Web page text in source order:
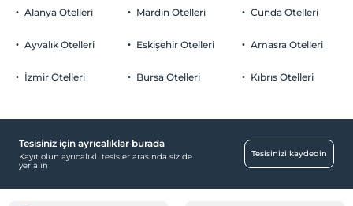
Alanya Otelleri
Ayvalık Otelleri
İzmir Otelleri
Mardin Otelleri
Eskişehir Otelleri
Bursa Otelleri
Cunda Otelleri
Amasra Otelleri
Kıbrıs Otelleri
Tesisiniz için ayrıcalıklar burada
Kayıt olun ayrıcalıklı tesisler arasında siz de
yer alın
Tesisinizi kaydedin